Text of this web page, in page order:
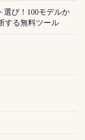
選び！100モデルか
する無料ツール